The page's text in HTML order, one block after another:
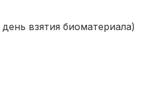
взятия биоматериала)